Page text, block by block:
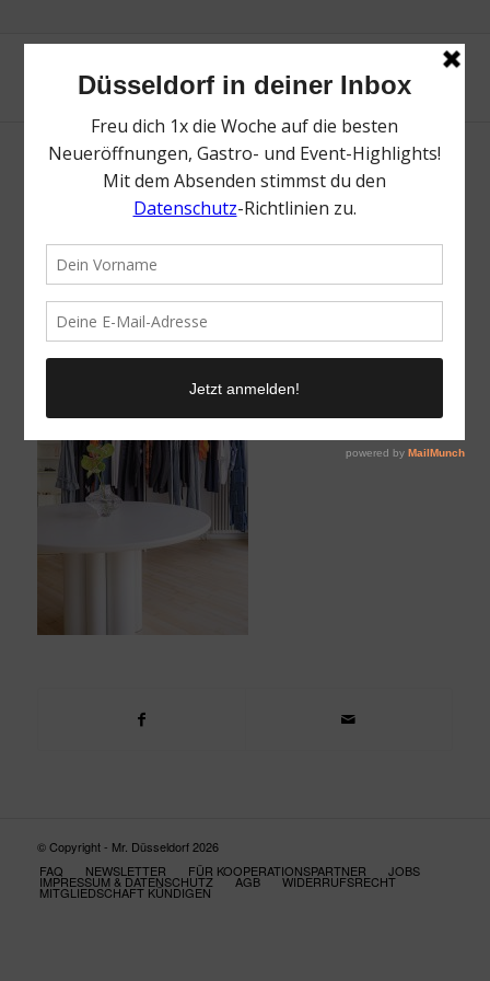
aest. | Top Fashion Stores in Düsseldorf |
© Copyright - Mr. Düsseldorf 2026
FAQ
NEWSLETTER FÜR KOOPERATIONSPARTNER JOBS
IMPRESSUM & DATENSCHUTZ AGB WIDERRUFSRECHT
MITGLIEDSCHAFT KÜNDIGEN